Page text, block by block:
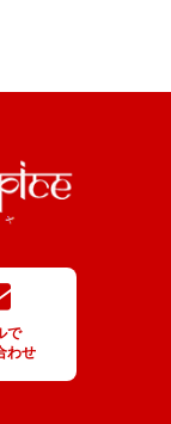
で
わせ